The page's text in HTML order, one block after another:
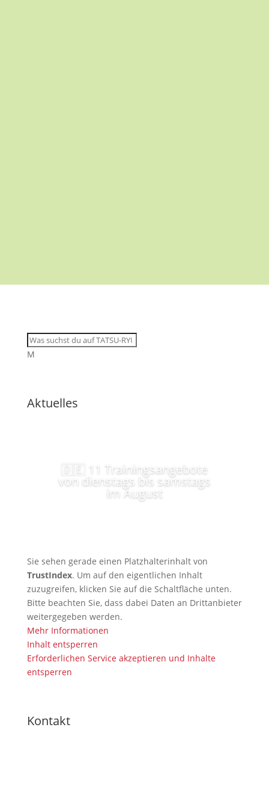
M
Aktuelles
🇩🇪 11 Trainingsangebote
von dienstags bis samstags
im August
Sie sehen gerade einen Platzhalterinhalt von
TrustIndex. Um auf den eigentlichen Inhalt
zuzugreifen, klicken Sie auf die Schaltfläche unten.
Bitte beachten Sie, dass dabei Daten an Drittanbieter
weitergegeben werden.
Mehr Informationen
Inhalt entsperren
Erforderlichen Service akzeptieren und Inhalte
entsperren
Kontakt